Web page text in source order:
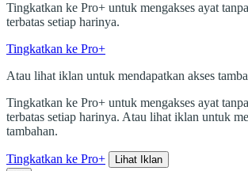
Tingkatkan ke Pro+ untuk mengakses ayat
terbatas setiap harinya.
Tingkatkan ke Pro+
Atau lihat iklan untuk mendapatkan akses
Tingkatkan ke Pro+ untuk mengakses ayat
terbatas setiap harinya. Atau lihat iklan untuk
tambahan.
Tingkatkan ke Pro+ Lihat Iklan